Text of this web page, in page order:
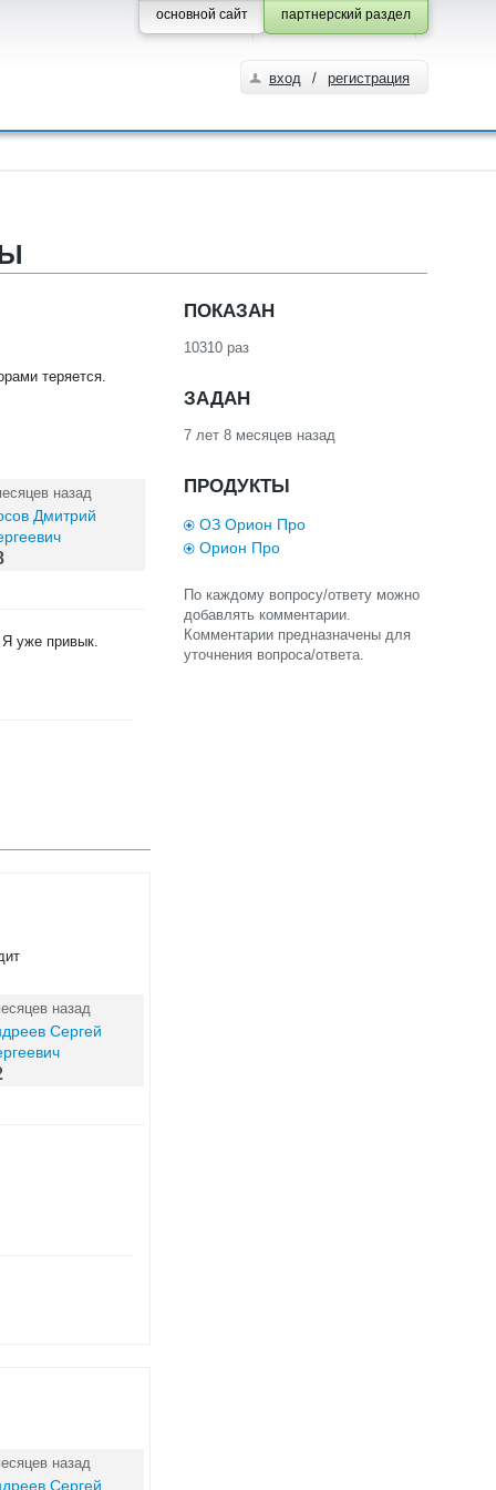
партнерский раздел
основной сайт
вход / регистрация
теряется.
назад
Дмитрий
Я уже привык.
назад
Сергей
назад
Сергей
ПОКАЗАН
10310 раз
ЗАДАН
7 лет 8 месяцев назад
ПРОДУКТЫ
ОЗ Орион Про
Орион Про
По каждому вопросу/ответу можно
добавлять комментарии.
Комментарии предназначены для
уточнения вопроса/ответа.